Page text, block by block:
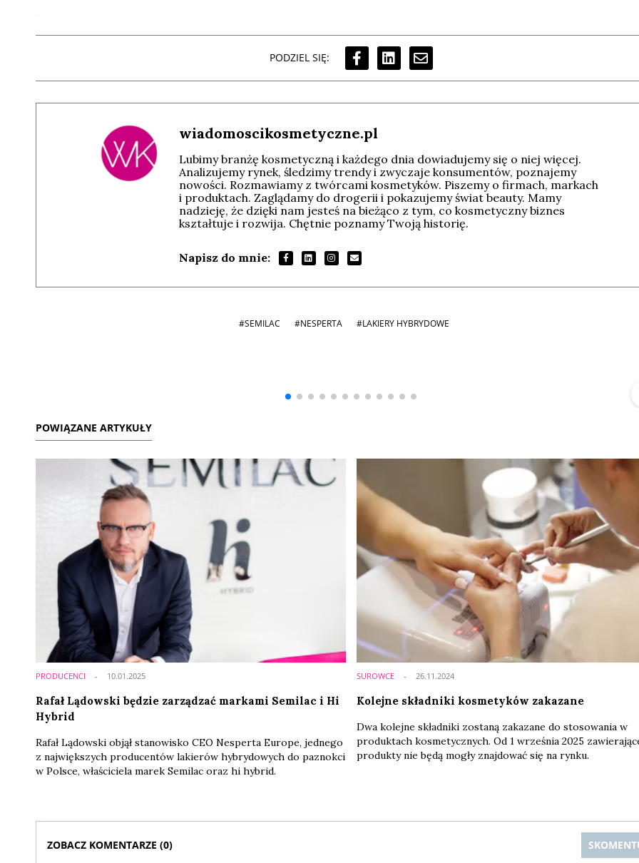
PODZIEL SIĘ:
wiadomoscikosmetyczne.pl
Lubimy branżę kosmetyczną i każdego dnia dowiadujemy się o niej więcej.
Analizujemy rynek, śledzimy trendy i zwyczaje konsumentów, poznajemy
nowości. Rozmawiamy z twórcami kosmetyków. Piszemy o firmach, markach
i produktach. Zaglądamy do drogerii i pokazujemy świat beauty. Mamy
nadzieję, że dzięki nam jesteś na bieżąco z tym, co kosmetyczny biznes
kształtuje i rozwija. Chętnie poznamy Twoją historię.
Napisz do mnie:
#SEMILAC #NESPERTA #LAKIERY HYBRYDOWE
POWIĄZANE ARTYKUŁY
PRODUCENCI
Rafał Lądowski będzie zarządzać markami Semilac i Hi
Hybrid
Rafał Lądowski objął stanowisko CEO Nesperta Europe, jednego
z największych producentów lakierów hybrydowych do paznokci
w Polsce, właściciela marek Semilac oraz hi hybrid.
10.01.2025 SUROWCE
Kolejne składniki kosmetyków zakazane
Dwa kolejne składniki zostaną zakazane do stosowania w
produktach kosmetycznych. Od 1 września 2025
produkty nie będą mogły znajdować się na rynku.
26.11.2024
ZOBACZ KOMENTARZE (0)